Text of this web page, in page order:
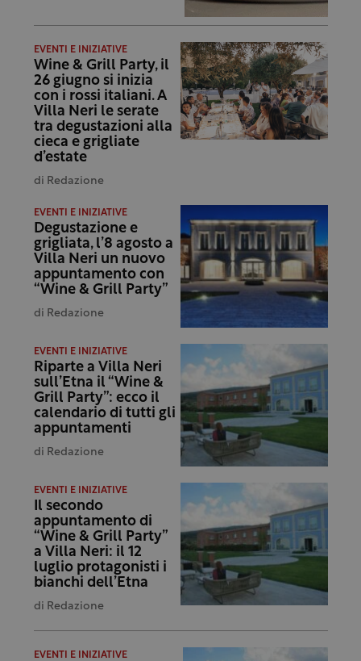
EVENTI E INIZIATIVE
Wine & Grill Party, il
26 giugno si inizia
con i rossi italiani. A
Villa Neri le serate
tra degustazioni alla
cieca e grigliate
d’estate
di Redazione
EVENTI E INIZIATIVE
Degustazione e
grigliata, l’8 agosto a
Villa Neri un nuovo
appuntamento con
“Wine & Grill Party”
di Redazione
EVENTI E INIZIATIVE
Riparte a Villa Neri
sull’Etna il “Wine &
Grill Party”: ecco il
calendario di tutti gli
appuntamenti
di Redazione
EVENTI E INIZIATIVE
Il secondo
appuntamento di
“Wine & Grill Party”
a Villa Neri: il 12
luglio protagonisti i
bianchi dell’Etna
di Redazione
EVENTI E INIZIATIVE